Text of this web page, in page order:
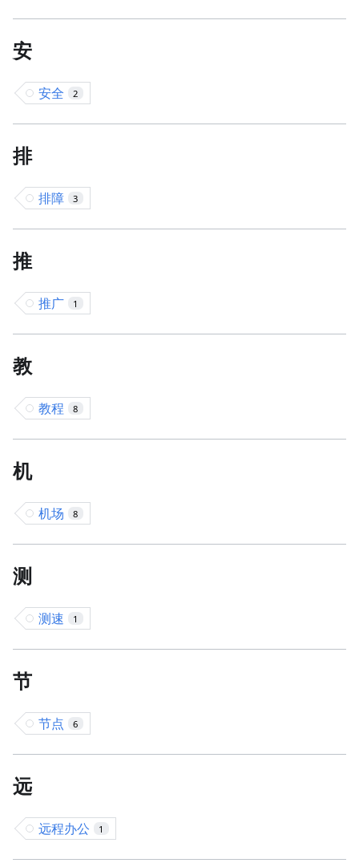
安
安全 2
排
排障 3
推
推广 1
教
教程 8
机
机场 8
测
测速 1
节
节点 6
远
远程办公 1